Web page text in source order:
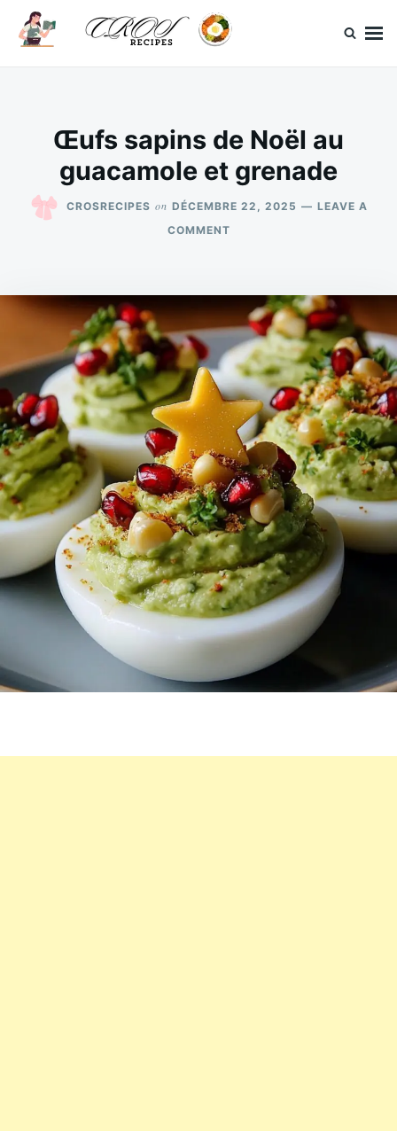
SkipSearch
for:
Œufs sapins de Noël au
guacamole et grenade
CROSRECIPES on DÉCEMBRE 22, 2025
LEAVE A
COMMENTON
NOËL
AU
GUACAMOLE
ET
GRENADE